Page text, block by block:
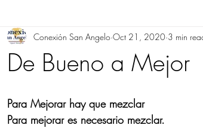
CONEXION SAN ANGELO
De Bueno a Mejor
Conexión San Angelo Oct 21, 2020 3 min
Para Mejorar hay que mezclar
Para mejorar es necesario mezclar.